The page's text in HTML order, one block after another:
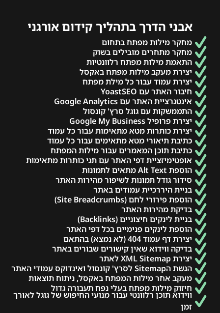
אבני הדרך בתהליך קידום אורגני
בניית לינקים חיצוניים (Backlinks)
הוספת לינקים פנימיים בכל דפי האתר
יצירת דף עמוד 404 (לא נמצא) בהתאם
בדיקה ווידוא שאין קישורים שבורים באתר
יצירת XML Sitemap לאתר
הגשת הSitemap לסרץ' קונסול ואינדוקס עמודי האתר
מעקב אחר מילות המפתח באקסל, ניתוח תוצאות
חיזוק מילות מפתח בעלי נפח תעבורה גדול
ווידוא תוכן רלוונטי עבור מנועי החיפוש של גוגל לאורך
זמן
יצירת כותרות מטא מתאימות עבור כל עמוד
כתיבת תיאורי מטא מתאימים עבור כל עמוד
כתיבת תוכן המאמרים עבור מילות המפתח
אופטימיזציית דפי האתר עם תגי כותרות מתאימות
הוספת Alt Text מתאים לתמונות
סידור גודל תמונות לשיפור מהירות האתר
בניית היררכיית עמודים באתר
הוספת פירורי לחם (Site Breadcrumbs)
בדיקת מהירות האתר
מחקר מילות מפתח בתחום
מחקר מתחרים מובילים בשוק
התאמת מילות מפתח רלוונטיות
יצירת מעקב מילות מפתח באקסל
יצירת עמוד עבור כל מילת מפתח
חיבור האתר עם YoastSEO
אינטגרציית האתר עם Google Analytics​
התממשקות עם גוגל סרץ' קונסול
יצירת פרופיל Google My Business